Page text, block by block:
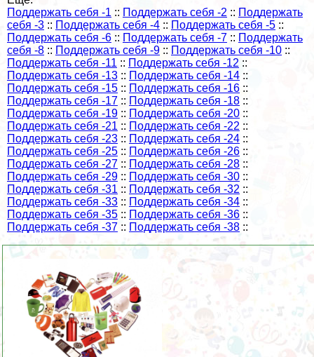
Поддержать себя -1 :: Поддержать себя -2 :: Поддержать
себя -3 :: Поддержать себя -4 :: Поддержать себя -5 ::
Поддержать себя -6 :: Поддержать себя -7 :: Поддержать
себя -8 :: Поддержать себя -9 :: Поддержать себя -10 ::
Поддержать себя -11 :: Поддержать себя -12 ::
Поддержать себя -13 :: Поддержать себя -14 ::
Поддержать себя -15 :: Поддержать себя -16 ::
Поддержать себя -17 :: Поддержать себя -18 ::
Поддержать себя -19 :: Поддержать себя -20 ::
Поддержать себя -21 :: Поддержать себя -22 ::
Поддержать себя -23 :: Поддержать себя -24 ::
Поддержать себя -25 :: Поддержать себя -26 ::
Поддержать себя -27 :: Поддержать себя -28 ::
Поддержать себя -29 :: Поддержать себя -30 ::
Поддержать себя -31 :: Поддержать себя -32 ::
Поддержать себя -33 :: Поддержать себя -34 ::
Поддержать себя -35 :: Поддержать себя -36 ::
Поддержать себя -37 :: Поддержать себя -38 ::